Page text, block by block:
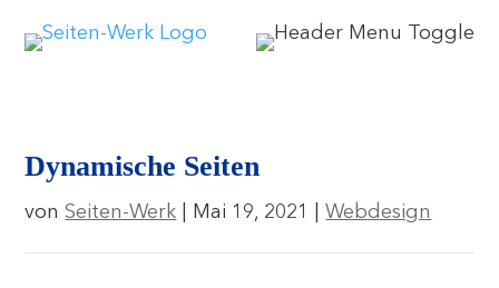
Dynamische Seiten
vonSeiten-Werk Mai 19, 2021 Webdesign